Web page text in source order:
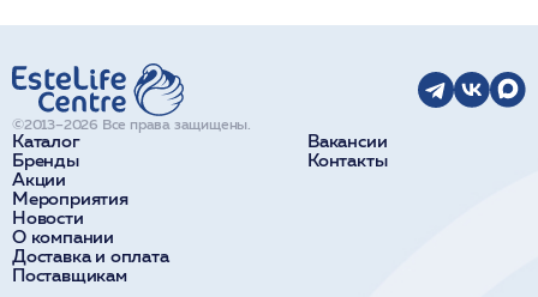
Каталог
Бренды
Акции
Мероприятия
Новости
О компании
Доставка и оплата
Поставщикам
Вакансии
Контакты
©2013–2026 Все права защищены.